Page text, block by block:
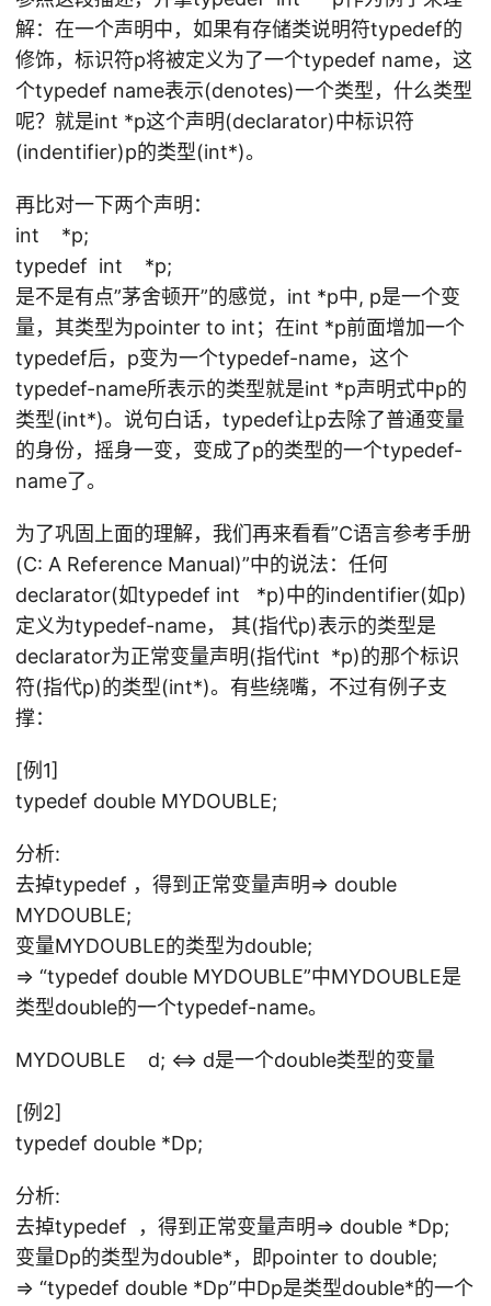
解：在一个声明中，如果有存储类说明符typedef的
修饰，标识符p将被定义为了一个typedef name，这
个typedef name表示(denotes)一个类型，什么类型
呢？就是int *p这个声明(declarator)中标识符
(indentifier)p的类型(int*)。
再比对一下两个声明：
int *p;
typedef int *p;
是不是有点”茅舍顿开”的感觉，int *p中, p是一个变
量，其类型为pointer to int；在int *p前面增加一个
typedef后，p变为一个typedef-name，这个
typedef-name所表示的类型就是int *p声明式中p的
类型(int*)。说句白话，typedef让p去除了普通变量
的身份，摇身一变，变成了p的类型的一个typedef-
name了。
为了巩固上面的理解，我们再来看看”C语言参考手册
(C: A Reference Manual)”中的说法：任何
declarator(如typedef int *p)中的indentifier(如p)
定义为typedef-name， 其(指代p)表示的类型是
declarator为正常变量声明(指代int *p)的那个标识
符(指代p)的类型(int*)。有些绕嘴，不过有例子支
撑：
[例1]
typedef double MYDOUBLE;
分析:
去掉typedef ，得到正常变量声明=> double
MYDOUBLE;
变量MYDOUBLE的类型为double;
=> “typedef double MYDOUBLE”中MYDOUBLE是
类型double的一个typedef-name。
MYDOUBLE d; <=> d是一个double类型的变量
[例2]
typedef double *Dp;
分析:
去掉typedef ，得到正常变量声明=> double *Dp;
变量Dp的类型为double*，即pointer to double;
=> “typedef double *Dp”中Dp是类型double*的一个